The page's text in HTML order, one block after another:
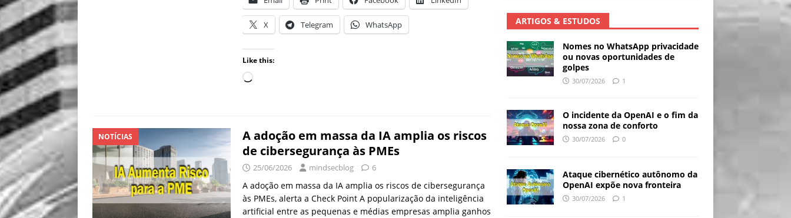
X Telegram WhatsApp
Like this:
NOTÍCIAS
A adoção em massa da IA amplia os riscos
de cibersegurança às PMEs
25/06/2026 mindsecblog 6
A adoção em massa da IA amplia os riscos de cibersegurança
às PMEs, alerta a Check Point A popularização da inteligência
artificial entre as pequenas e médias empresas amplia ganhos
ARTIGOS & ESTUDOS
Nomes no WhatsApp privacidade
ou novas oportunidades de
golpes
30/07/2026 1
O incidente da OpenAI e o fim da
nossa zona de conforto
30/07/2026 0
Ataque cibernético autônomo da
OpenAI expõe nova fronteira
30/07/2026 1